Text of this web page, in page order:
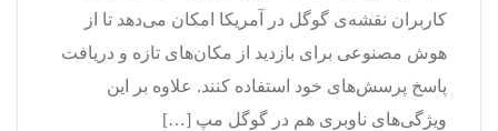
کاربران نقشه‌ی گوگل در آمریکا امکان می‌دهد تا از
هوش مصنوعی برای بازدید از مکان‌های تازه و دریافت
پاسخ پرسش‌های خود استفاده کنند. علاوه بر این
ویژگی‌های ناوبری هم در گوگل مپ […]